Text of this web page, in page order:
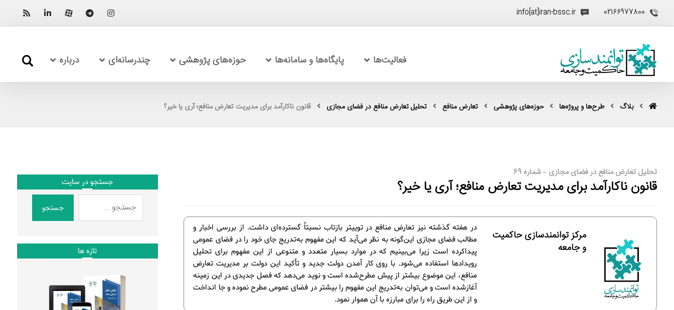
02166977800
info[at]iran-bssc.ir
فعالیت‌ها پایگاه‌ها و سامانه‌ها حوزه‌های پژوهشی چندرسانه‌ای درباره
بلاگ طرح‌ها و پروژه‌ها حوزه‌های پژوهشی تعارض منافع تحلیل تعارض منافع در فضای مجازی قانون ناکارآمد برای مدیریت تعارض منافع؛ آری یا خیر؟
تحلیل تعارض منافع در فضای مجازی – شماره 69
قانون ناکارآمد برای مدیریت تعارض منافع؛ آری یا خیر؟
در هفته گذشته نیز تعارض منافع در توییتر بازتاب نسبتاً گسترده‌ای داشت. از بررسی اخبار و
مطالب فضای مجازی این‌گونه به نظر می‌آید که این مفهوم به‌تدریج جای خود را در فضای عمومی
پیداکرده است زیرا می‌بینیم که در موارد بسیار متعدد و متنوعی از این مفهوم برای تحلیل
رویدادها استفاده می‌شود. با روی کار آمدن دولت جدید و تأکید این دولت بر مدیریت تعارض
منافع، این موضوع بیشتر از پیش مطرح‌شده است و نوید می‌دهد که فصل جدیدی در این زمینه
آغازشده است و می‌توان به‌تدریج این مفهوم را بیشتر در فضای عمومی مطرح نموده و جا انداخت
و از این طریق راه را برای مبارزه با آن هموار نمود.
مرکز توانمندسازی حاکمیت
و جامعه
جستجو در سایت
جستجو
تازه ها